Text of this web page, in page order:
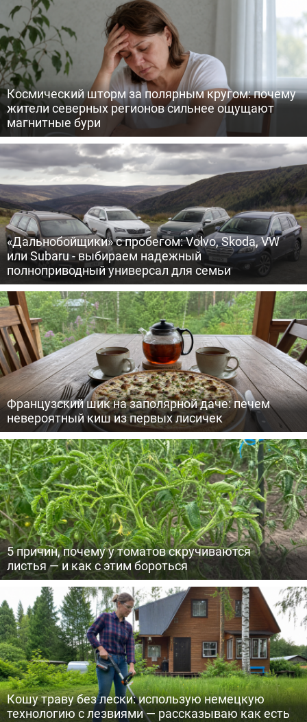
Космический шторм за полярным кругом: почему
жители северных регионов сильнее ощущают
магнитные бури
«Дальнобойщики» с пробегом: Volvo, Skoda, VW
или Subaru - выбираем надежный
полноприводный универсал для семьи
Французский шик на заполярной даче: печем
невероятный киш из первых лисичек
5 причин, почему у томатов скручиваются
листья — и как с этим бороться
Кошу траву без лески: использую немецкую
технологию с лезвиями — рассказываю как есть